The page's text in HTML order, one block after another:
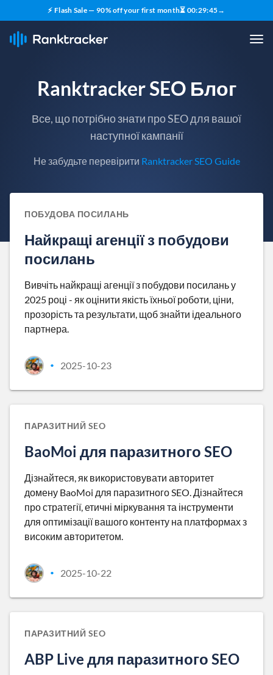
⚡ Flash Sale — 90% off your first month⏳ 00:29:43→
Ranktracker SEO Блог
Все, що потрібно знати про SEO для вашої
наступної кампанії
Не забудьте перевірити Ranktracker SEO Guide
ПОБУДОВА ПОСИЛАНЬ
Найкращі агенції з побудови
посилань
Вивчіть найкращі агенції з побудови посилань у
2025 році - як оцінити якість їхньої роботи, ціни,
прозорість та результати, щоб знайти ідеального
партнера.
• 2025-10-23
ПАРАЗИТНИЙ SEO
BaoMoi для паразитного SEO
Дізнайтеся, як використовувати авторитет
домену BaoMoi для паразитного SEO. Дізнайтеся
про стратегії, етичні міркування та інструменти
для оптимізації вашого контенту на платформах з
високим авторитетом.
• 2025-10-22
ПАРАЗИТНИЙ SEO
ABP Live для паразитного SEO